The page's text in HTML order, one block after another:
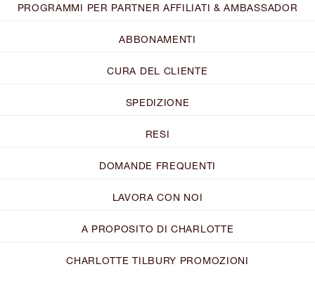
PROGRAMMI PER PARTNER AFFILIATI & AMBASSADOR
ABBONAMENTI
CURA DEL CLIENTE
SPEDIZIONE
RESI
DOMANDE FREQUENTI
LAVORA CON NOI
A PROPOSITO DI CHARLOTTE
CHARLOTTE TILBURY PROMOZIONI